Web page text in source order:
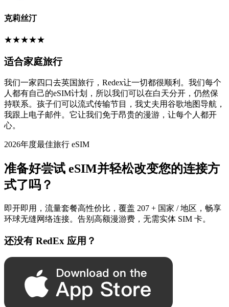
克莉丝汀
★★★★★
适合家庭旅行
我们一家四口去英国旅行，Redex让一切都很顺利。我们每个
人都有自己的eSIM计划，所以我们可以在白天分开，仍然保
持联系。孩子们可以流式传输节目，我丈夫用谷歌地图导航，
我跟上电子邮件。它让我们免于昂贵的漫游，让每个人都开
心。
2026年度最佳旅行 eSIM
准备好尝试 eSIM并轻松改变您的连接方
式了吗？
即开即用，流量套餐高性价比，覆盖 207 + 国家 / 地区，畅享
环球无缝网络连接。告别高额漫游费，无需实体 SIM 卡。
还没有 RedEx 应用？